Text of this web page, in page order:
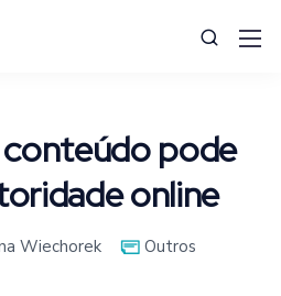
pode
online
Wiechorek Outros